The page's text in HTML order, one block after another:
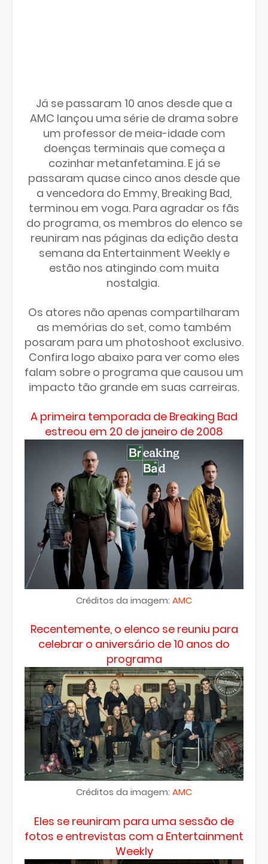
Já se passaram 10 anos desde que a
AMC lançou uma série de drama sobre
um professor de meia-idade com
doenças terminais que começa a
cozinhar metanfetamina. E já se
passaram quase cinco anos desde que
a vencedora do Emmy, Breaking Bad,
terminou em voga. Para agradar os fãs
do programa, os membros do elenco se
reuniram nas páginas da edição desta
semana da Entertainment Weekly e
estão nos atingindo com muita
nostalgia.
Os atores não apenas compartilharam
as memórias do set, como também
posaram para um photoshoot exclusivo.
Confira logo abaixo para ver como eles
falam sobre o programa que causou um
impacto tão grande em suas carreiras.
A primeira temporada de Breaking Bad
estreou em 20 de janeiro de 2008
Créditos da imagem: AMC
Recentemente, o elenco se reuniu para
celebrar o aniversário de 10 anos do
programa
Créditos da imagem: AMC
Eles se reuniram para uma sessão de
fotos e entrevistas com a Entertainment
Weekly